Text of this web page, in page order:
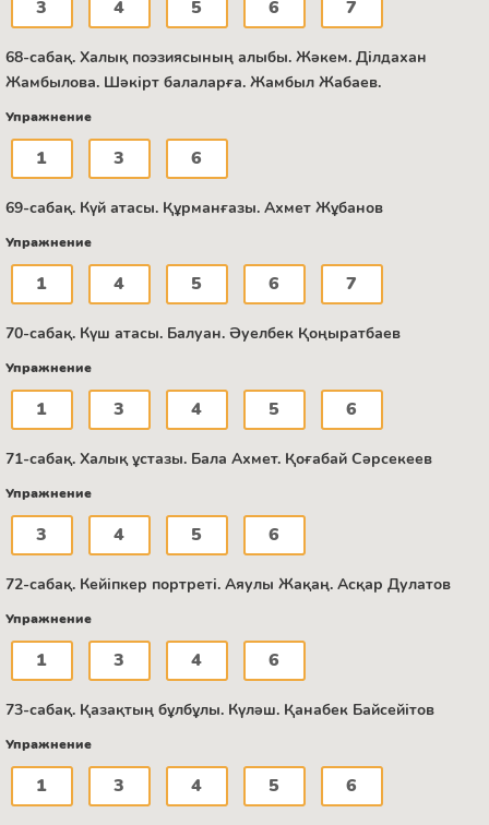
3 4 5 6 7
68-сабақ. Халық поэзиясының алыбы. Жәкем. Ділдахан
Жамбылова. Шәкірт балаларға. Жамбыл Жабаев.
Упражнение
1 3 6
69-сабақ. Күй атасы. Құрманғазы. Ахмет Жұбанов
Упражнение
1 4 5 6 7
70-сабақ. Күш атасы. Балуан. Әуелбек Қоңыратбаев
Упражнение
1 3 4 5 6
71-сабақ. Халық ұстазы. Бала Ахмет. Қоғабай Сәрсекеев
Упражнение
3 4 5 6
72-сабақ. Кейіпкер портреті. Аяулы Жақаң. Асқар Дулатов
Упражнение
1 3 4 6
73-сабақ. Қазақтың бұлбұлы. Күләш. Қанабек Байсейітов
Упражнение
1 3 4 5 6